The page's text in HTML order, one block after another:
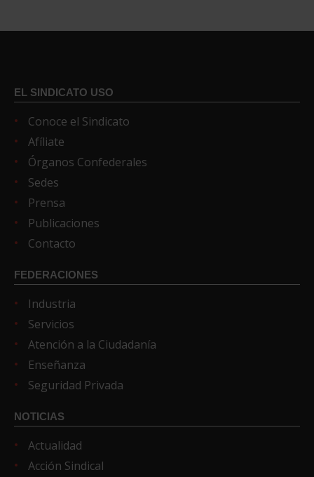
EL SINDICATO USO
Conoce el Sindicato
Afíliate
Órganos Confederales
Sedes
Prensa
Publicaciones
Contacto
FEDERACIONES
Industria
Servicios
Atención a la Ciudadanía
Enseñanza
Seguridad Privada
NOTICIAS
Actualidad
Acción Sindical